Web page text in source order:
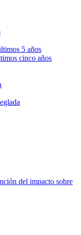
5 años
cinco años
del impacto sobre